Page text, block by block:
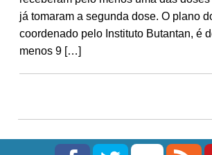
já tomaram a segunda dose. O plano
coordenado pelo Instituto Butantan, é
menos 9 […]